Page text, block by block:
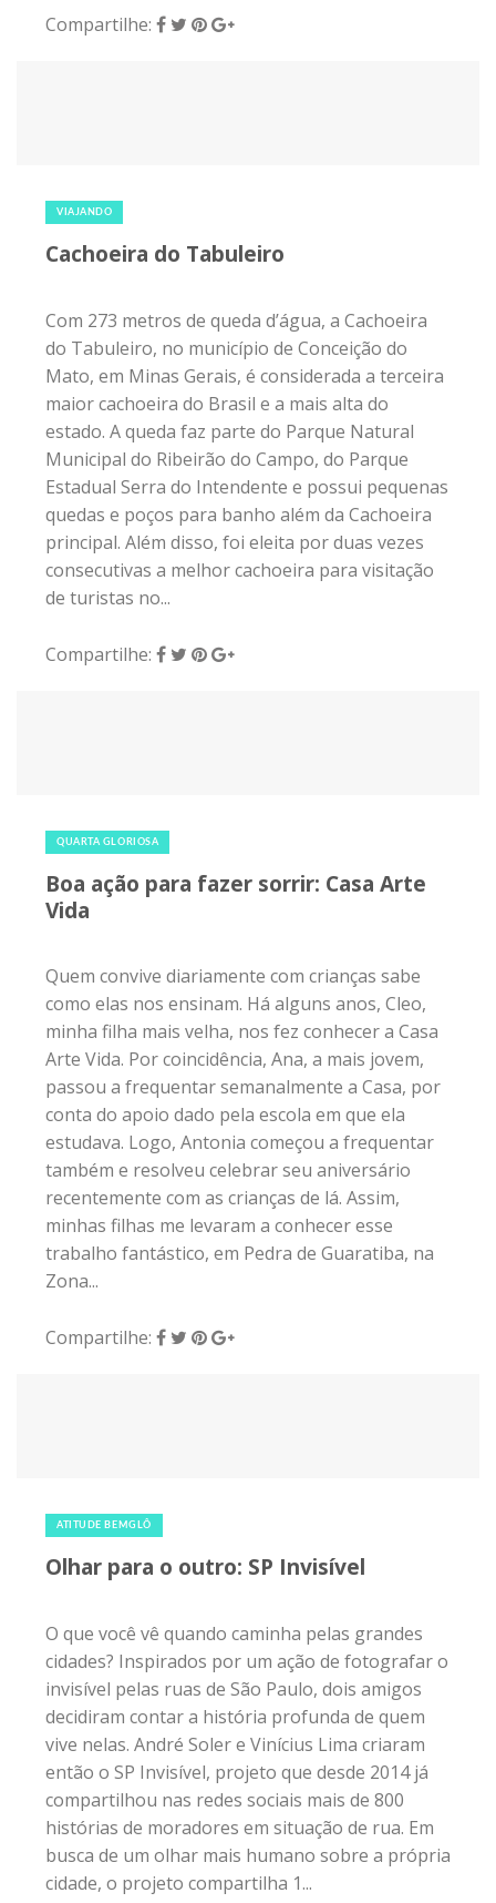
Compartilhe:
VIAJANDO
Cachoeira do Tabuleiro
Com 273 metros de queda d’água, a Cachoeira
do Tabuleiro, no município de Conceição do
Mato, em Minas Gerais, é considerada a terceira
maior cachoeira do Brasil e a mais alta do
estado. A queda faz parte do Parque Natural
Municipal do Ribeirão do Campo, do Parque
Estadual Serra do Intendente e possui pequenas
quedas e poços para banho além da Cachoeira
principal. Além disso, foi eleita por duas vezes
consecutivas a melhor cachoeira para visitação
de turistas no...
Compartilhe:
QUARTA GLORIOSA
Boa ação para fazer sorrir: Casa Arte
Vida
Quem convive diariamente com crianças sabe
como elas nos ensinam. Há alguns anos, Cleo,
minha filha mais velha, nos fez conhecer a Casa
Arte Vida. Por coincidência, Ana, a mais jovem,
passou a frequentar semanalmente a Casa, por
conta do apoio dado pela escola em que ela
estudava. Logo, Antonia começou a frequentar
também e resolveu celebrar seu aniversário
recentemente com as crianças de lá. Assim,
minhas filhas me levaram a conhecer esse
trabalho fantástico, em Pedra de Guaratiba, na
Zona...
Compartilhe:
ATITUDE BEMGLÔ
Olhar para o outro: SP Invisível
O que você vê quando caminha pelas grandes
cidades? Inspirados por um ação de fotografar o
invisível pelas ruas de São Paulo, dois amigos
decidiram contar a história profunda de quem
vive nelas. André Soler e Vinícius Lima criaram
então o SP Invisível, projeto que desde 2014 já
compartilhou nas redes sociais mais de 800
histórias de moradores em situação de rua. Em
busca de um olhar mais humano sobre a própria
cidade, o projeto compartilha 1...